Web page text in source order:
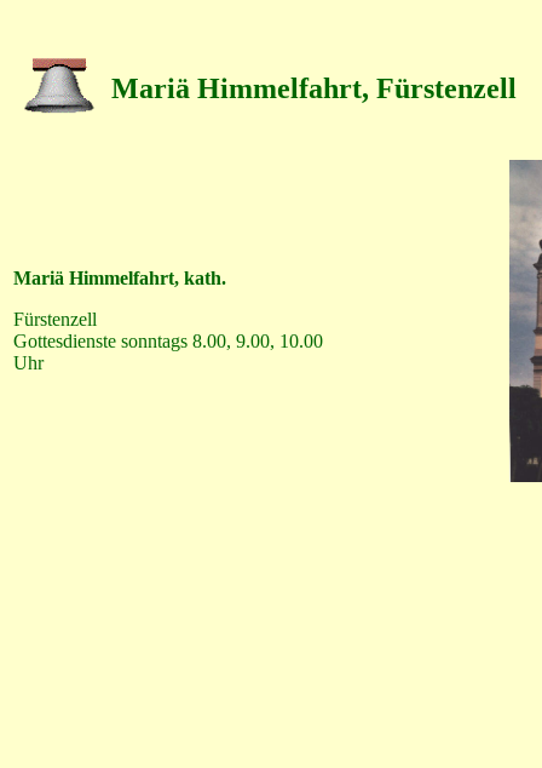
Mariä Himmelfahrt, Fürstenzell
Mariä Himmelfahrt, kath.
Fürstenzell
Gottesdienste sonntags 8.00, 9.00, 10.00
Uhr